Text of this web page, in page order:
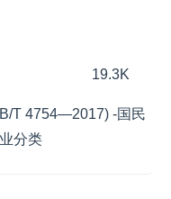
19.3K
T 4754—2017) -国民
分类